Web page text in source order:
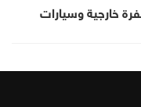
يحرج دولة الرئيس ..16 سفرة خارجية وسيارات